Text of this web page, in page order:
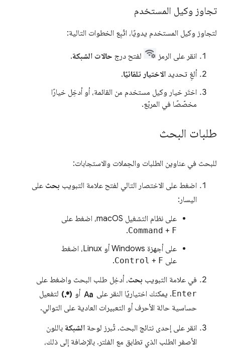
تجاوز وكيل المستخدم
لتجاوز وكيل المستخدم يدويًا، اتّبِع الخطوات التالية:
انقر على الرمز لفتح درج حالات الشبكة.
ألغِ تحديد الاختيار تلقائيًا.
اختَر خيار وكيل مستخدم من القائمة، أو أدخِل خيارًا
مخصّصًا في المربّع.
طلبات البحث
للبحث في عناوين الطلبات والحِملات والاستجابات:
اضغط على الاختصار التالي لفتح علامة التبويب بحث على
اليسار:
على نظام التشغيل macOS، اضغط على
Command + F
.
على أجهزة Windows أو Linux، اضغط
على
Control + F
.
في علامة التبويب بحث، أدخِل طلب البحث واضغط على
Enter. يمكنك اختياريًا النقر على match_case أو regular_expression لتفعيل
حساسية حالة الأحرف أو التعبيرات العادية على التوالي.
انقر على إحدى نتائج البحث. تُبرز لوحة الشبكة باللون
الأصفر الطلب الذي تطابق مع الفلتر. بالإضافة إلى ذلك،